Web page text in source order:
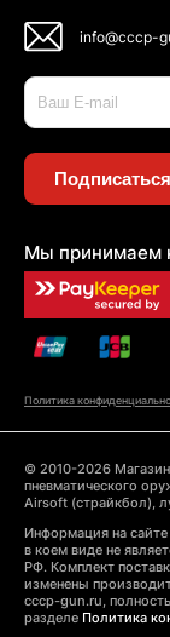
info@cccp-
Мы принимаем
Политика
© 2010-2026
пневматического
Airsoft (страйкбол),
Информация на
в коем виде не
РФ. Комплект
изменены
cccp-gun.ru,
разделе Политика